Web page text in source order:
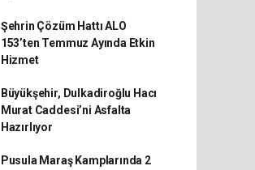
Şehrin Çözüm Hattı ALO
153’ten Temmuz Ayında Etkin
Hizmet
Büyükşehir, Dulkadiroğlu Hacı
Murat Caddesi’ni Asfalta
Hazırlıyor
Pusula Maraş Kamplarında 2